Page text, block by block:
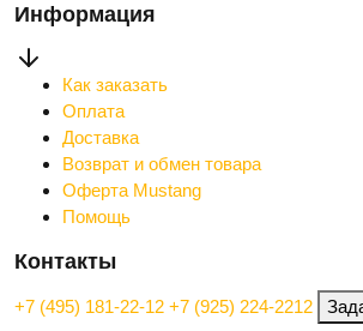
Информация
Как заказать
Оплата
Доставка
Возврат и обмен товара
Оферта Mustang
Помощь
Контакты
+7 (495) 181-22-12 +7 (925) 224-2212